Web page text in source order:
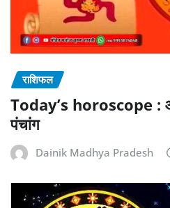
राशिफल
Today’s horoscope :
पंचांग
Dainik Madhya Pradesh